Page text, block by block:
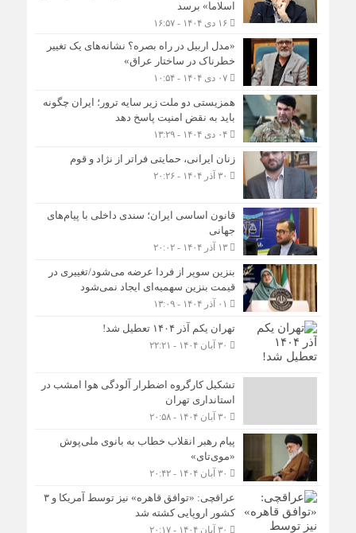
اسلاما» برسد
۱۶ دی ۱۴۰۴ - ۱۶:۵۷
«مدل اربیل در راه بصره؟ نشانه‌های یک تغییر
خطرناک در ساختار عراق»
۰۷ دی ۱۴۰۴ - ۱۰:۵۴
همزیستی دو ملت زیر سایه ترور؛ ایران چگونه
باید به نقض امنیت پاسخ دهد
۰۴ دی ۱۴۰۴ - ۱۳:۲۹
زنان ایرانی، حمایتی فراتر از نژاد و قوم
قانون اساسی ایران؛ سندی داخلی با پیام‌های
جهانی
۱۳ آذر ۱۴۰۴ - ۲۰:۰۲
بنزین سوپر از فردا عرضه می‌شود/تغییری در
قیمت بنزین سهمیه‌ای ایجاد نمی‌شود
تهران یکم آذر ۱۴۰۴ تعطیل شد!
تشکیل کارگروه اضطرار آلودگی هوا امشب در
استانداری تهران
پیام رهبر انقلاب خطاب به بانوی ملی‌پوش
«موی‌تای»
عراقچی: «توافق قاهره» نیز توسط آمریکا و ۳
کشور اروپایی کشته شد